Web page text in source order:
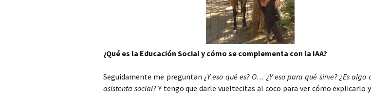
¿Qué es la Educación Social y cómo se complementa con la IAA?
Seguidamente me preguntan ¿Y eso qué es? O… ¿Y eso para qué sirve? ¿Es algo
asistenta social?Y tengo que darle vueltecitas al coco para ver cómo explicarlo